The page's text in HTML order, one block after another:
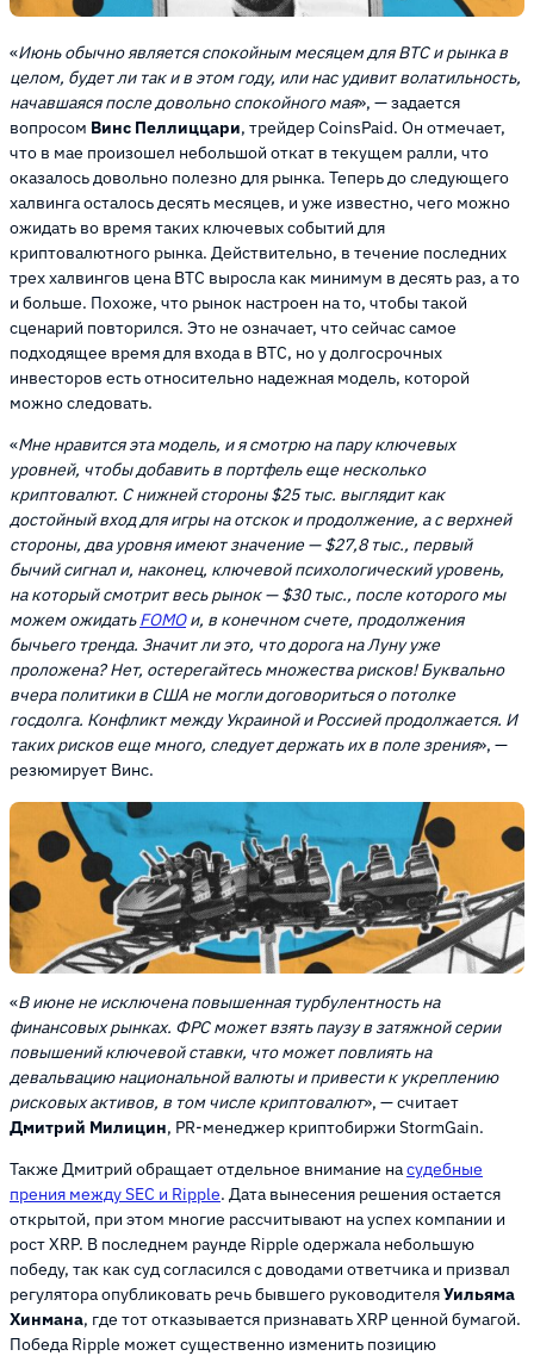
«Июнь обычно является спокойным месяцем для BTC и рынка в
целом, будет ли так и в этом году, или нас удивит волатильность,
начавшаяся после довольно спокойного мая», — задается
вопросом Винс Пеллиццари, трейдер CoinsPaid. Он отмечает,
что в мае произошел небольшой откат в текущем ралли, что
оказалось довольно полезно для рынка. Теперь до следующего
халвинга осталось десять месяцев, и уже известно, чего можно
ожидать во время таких ключевых событий для
криптовалютного рынка. Действительно, в течение последних
трех халвингов цена BTC выросла как минимум в десять раз, а то
и больше. Похоже, что рынок настроен на то, чтобы такой
сценарий повторился. Это не означает, что сейчас самое
подходящее время для входа в BTC, но у долгосрочных
инвесторов есть относительно надежная модель, которой
можно следовать.
«Мне нравится эта модель, и я смотрю на пару ключевых
уровней, чтобы добавить в портфель еще несколько
криптовалют. С нижней стороны $25 тыс. выглядит как
достойный вход для игры на отскок и продолжение, а с верхней
стороны, два уровня имеют значение — $27,8 тыс., первый
бычий сигнал и, наконец, ключевой психологический уровень,
на который смотрит весь рынок — $30 тыс., после которого мы
можем ожидатьFOMOи, в конечном счете, продолжения
бычьего тренда. Значит ли это, что дорога на Луну уже
проложена? Нет, остерегайтесь множества рисков! Буквально
вчера политики в США не могли договориться о потолке
госдолга. Конфликт между Украиной и Россией продолжается. И
таких рисков еще много, следует держать их в поле зрения», —
резюмирует Винс.
«В июне не исключена повышенная турбулентность на
финансовых рынках. ФРС может взять паузу в затяжной серии
повышений ключевой ставки, что может повлиять на
девальвацию национальной валюты и привести к укреплению
рисковых активов, в том числе криптовалют», — считает
Дмитрий Милицин, PR-менеджер криптобиржи StormGain.
Также Дмитрий обращает отдельное внимание насудебные
прения между SEC и Ripple. Дата вынесения решения остается
открытой, при этом многие рассчитывают на успех компании и
рост XRP. В последнем раунде Ripple одержала небольшую
победу, так как суд согласился с доводами ответчика и призвал
регулятора опубликовать речь бывшего руководителяУильяма
Хинмана, где тот отказывается признавать XRP ценной бумагой.
Победа Ripple может существенно изменить позицию